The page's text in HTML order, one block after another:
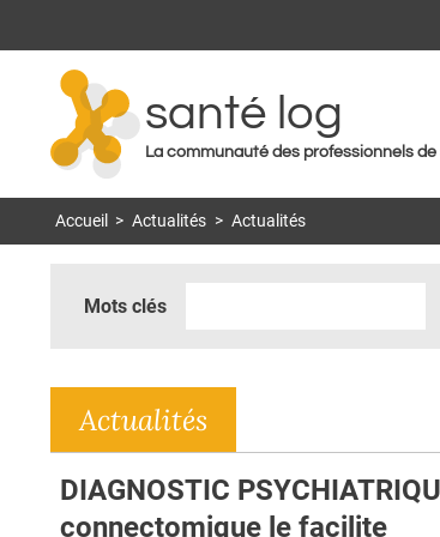
santé log
La communauté des professionnels
Accueil > Actualités > Actualités
Mots clés
Actualités
DIAGNOSTIC
connectomique le facilite